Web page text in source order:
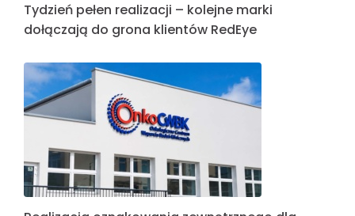
Tydzień pełen realizacji – kolejne marki
dołączają do grona klientów RedEye